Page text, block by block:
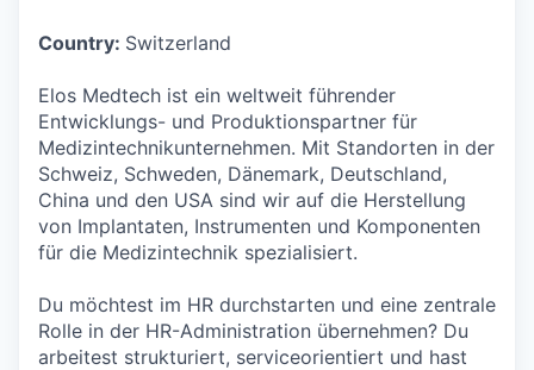
Country: Switzerland
Elos Medtech ist ein weltweit führender
Entwicklungs- und Produktionspartner für
Medizintechnikunternehmen. Mit Standorten in der
Schweiz, Schweden, Dänemark, Deutschland,
China und den USA sind wir auf die Herstellung
von Implantaten, Instrumenten und Komponenten
für die Medizintechnik spezialisiert.
Du möchtest im HR durchstarten und eine zentrale
Rolle in der HR-Administration übernehmen? Du
arbeitest strukturiert, serviceorientiert und hast